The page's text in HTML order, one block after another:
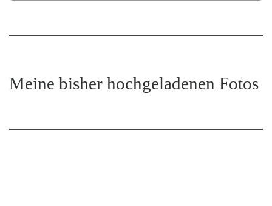
Meine bisher hochgeladenen Fotos